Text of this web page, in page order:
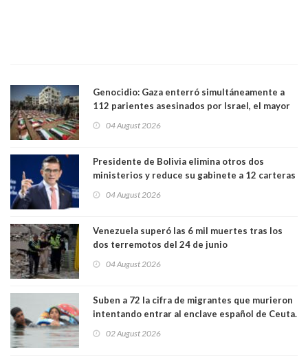
Genocidio: Gaza enterró simultáneamente a
112 parientes asesinados por Israel, el mayor
muertos figuran 44 niños y nueve ancianos
04 August 2026
Presidente de Bolivia elimina otros dos
ministerios y reduce su gabinete a 12 carteras
04 August 2026
Venezuela superó las 6 mil muertes tras los
dos terremotos del 24 de junio
04 August 2026
Suben a 72 la cifra de migrantes que murieron
intentando entrar al enclave español de Ceuta.
02 August 2026